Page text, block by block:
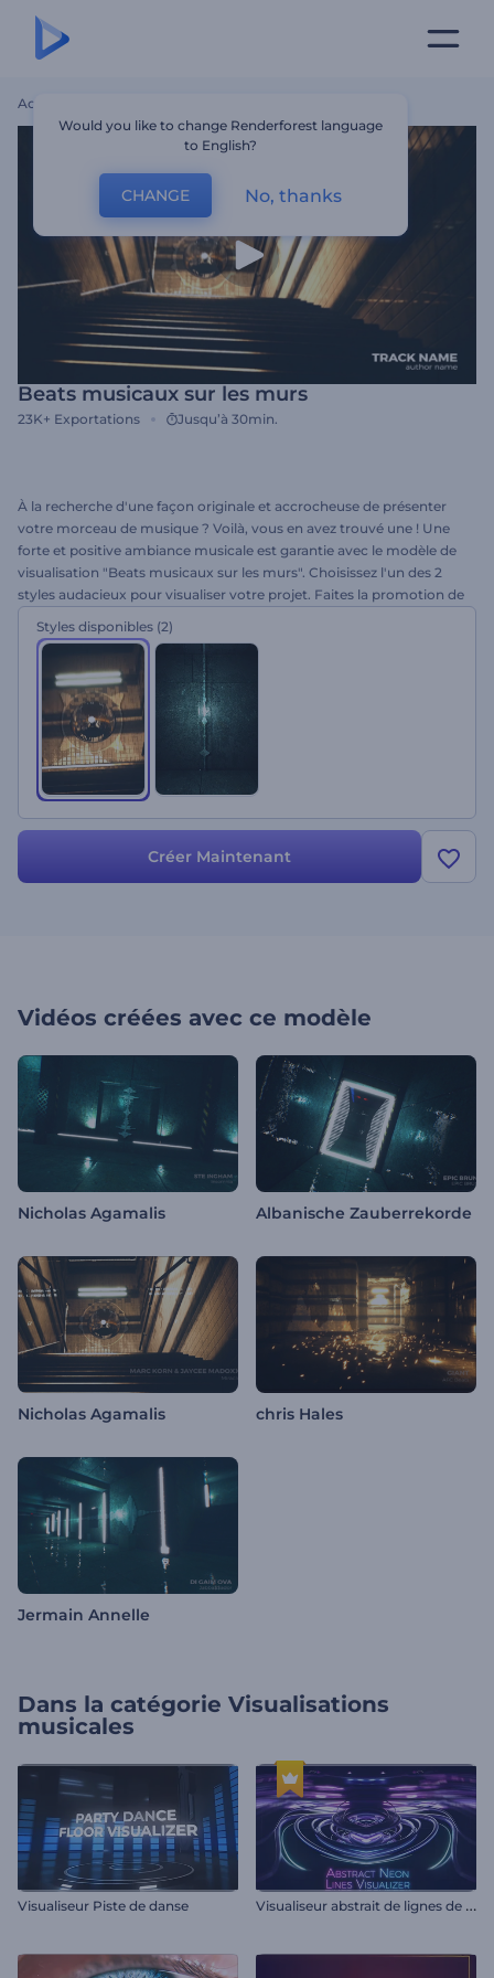
Accueil
Beats musicaux sur les murs
23K+ Exportations Jusqu’à 30min.
À la recherche d'une façon originale et accrocheuse de présenter
votre morceau de musique ? Voilà, vous en avez trouvé une ! Une
forte et positive ambiance musicale est garantie avec le modèle de
visualisation "Beats musicaux sur les murs". Choisissez l'un des 2
styles audacieux pour visualiser votre projet. Faites la promotion de
vos émissions de télévision et de bien d'autres projets par le biais de
Styles disponibles (2)
Créer Maintenant
Vidéos créées avec ce modèle
Nicholas Agamalis Albanische Zauberrekorde
Nicholas Agamalis chris Hales
Jermain Annelle
Dans la catégorie Visualisations
musicales
Visualiseur Piste de danse V
isualiseur abstrait de lignes de néon
Would you like to change Renderforest language
to English?
CHANGE No, thanks